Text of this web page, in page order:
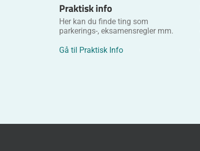
Praktisk info
Her kan du finde ting som
parkerings-, eksamensregler mm.
Gå til Praktisk Info